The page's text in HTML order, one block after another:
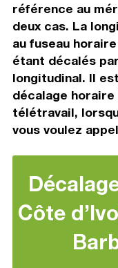
référence au
deux cas. La
au fuseau
étant décalés
longitudinal. Il
décalage
télétravail,
vous voulez
Côte